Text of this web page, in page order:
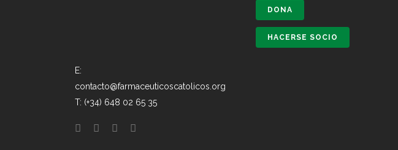
E:
contacto@farmaceuticoscatolicos.org
T: (+34) 648 02 65 35
DONA
HACERSE SOCIO